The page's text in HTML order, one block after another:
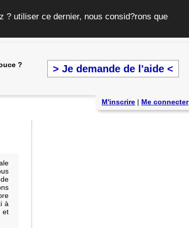
? utiliser ce dernier, nous consid?rons que
?
> Je demande de l'aide <
M'inscrire | Me connecter
à
et